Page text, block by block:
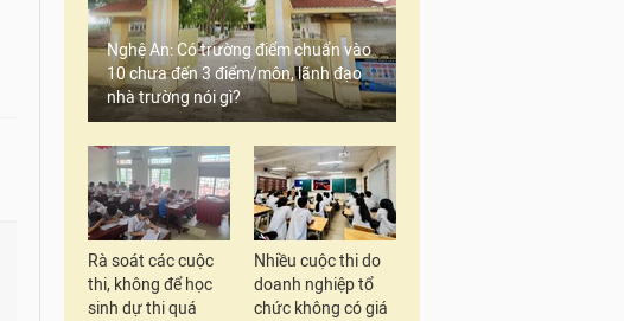
Nghệ An: Có trường điểm chuẩn vào
10 chưa đến 3 điểm/môn, lãnh đạo
nhà trường nói gì?
Rà soát các cuộc
thi, không để học
sinh dự thi quá
Nhiều cuộc thi do
doanh nghiệp tổ
chức không có giá